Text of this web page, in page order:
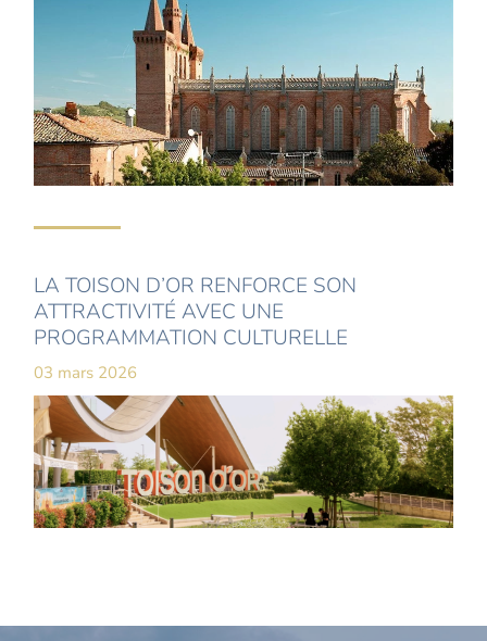
LA TOISON D’OR RENFORCE SON
ATTRACTIVITÉ AVEC UNE
PROGRAMMATION CULTURELLE
03 mars 2026